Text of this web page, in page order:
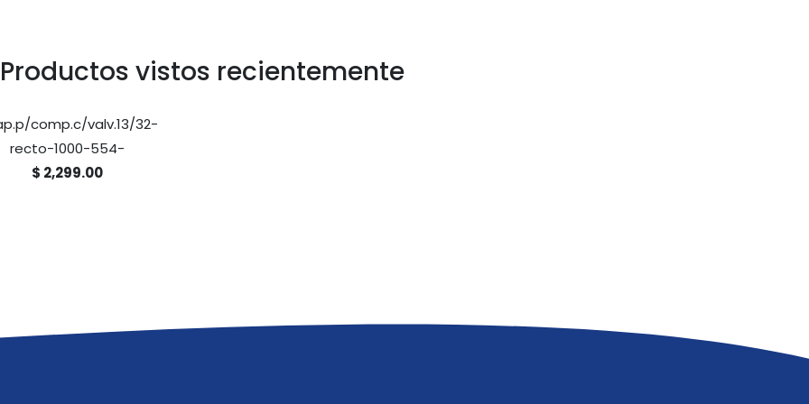
Productos vistos recientemente
comp.c/valv.13/32-
recto-1000-554-
$ 2,299.00